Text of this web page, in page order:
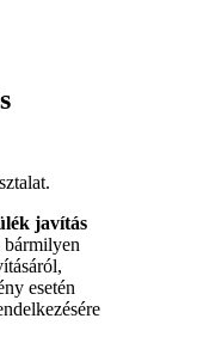
javítás
bármilyen
esetén